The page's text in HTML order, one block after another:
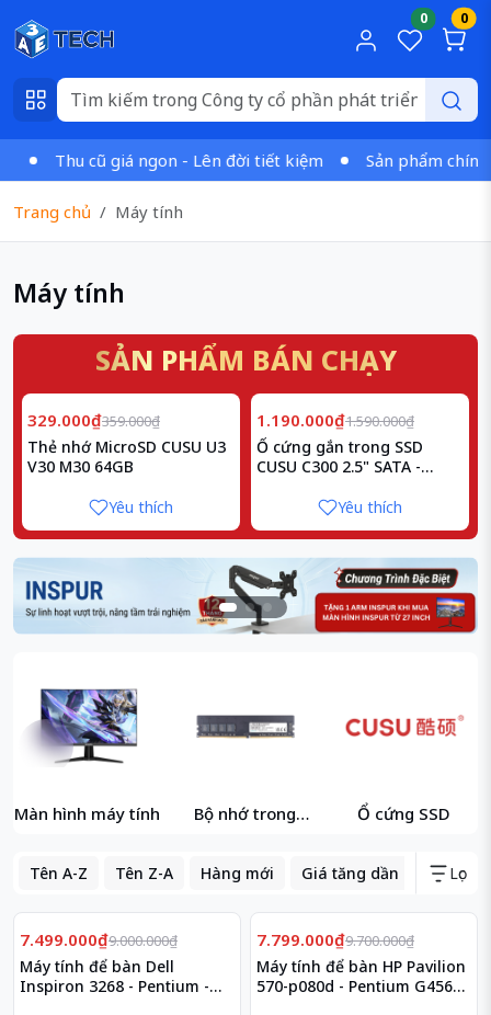
0 0
Thu cũ giá ngon - Lên đời tiết kiệm Sản phẩm chính
Trang chủ Máy tính
Máy tính
SẢN PHẨM BÁN CHẠY
Giảm8%
329.000₫359.000₫
Thẻ nhớ MicroSD CUSU U3
V30 M30 64GB
Yêu thích
Giảm 25%
1.190.000₫1.590.000₫
Ổ cứng gắn trong SSD
CUSU C300 2.5" SATA -
Yêu thích
Màn hình máy tính
Bộ nhớ trong
Ổ cứng SSD
Tên A-Z Tên Z-A Hàng mới Giá tăng dần GiáLọc
Giảm 17%
7.499.000₫9.000.000₫
Máy tính để bàn Dell
Inspiron 3268 - Pentium -
Giảm 20%
7.799.000₫9.700.000₫
Máy tính để bàn HP Pavilion
570-p080d - Pentium G4560 -